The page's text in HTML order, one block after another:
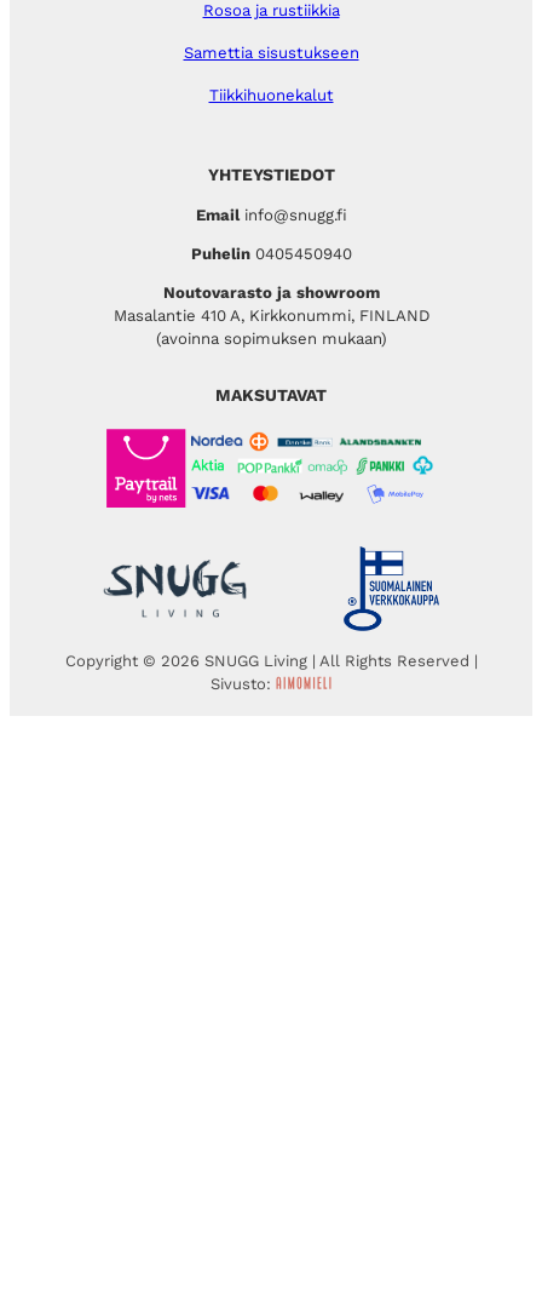
YHTEYSTIEDOT
Emailinfo@snugg.fi
Puhelin 0405450940
Noutovarasto ja showroom
Masalantie 410 A, Kirkkonummi, FINLAND
(avoinna sopimuksen mukaan)
Rosoa ja rustiikkia
Samettia sisustukseen
Tiikkihuonekalut
MAKSUTAVAT
Copyright © 2026 SNUGG Living | All Rights Reserved |
Sivusto: